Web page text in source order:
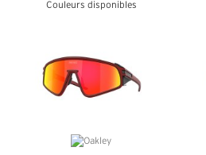
Couleurs disponibles